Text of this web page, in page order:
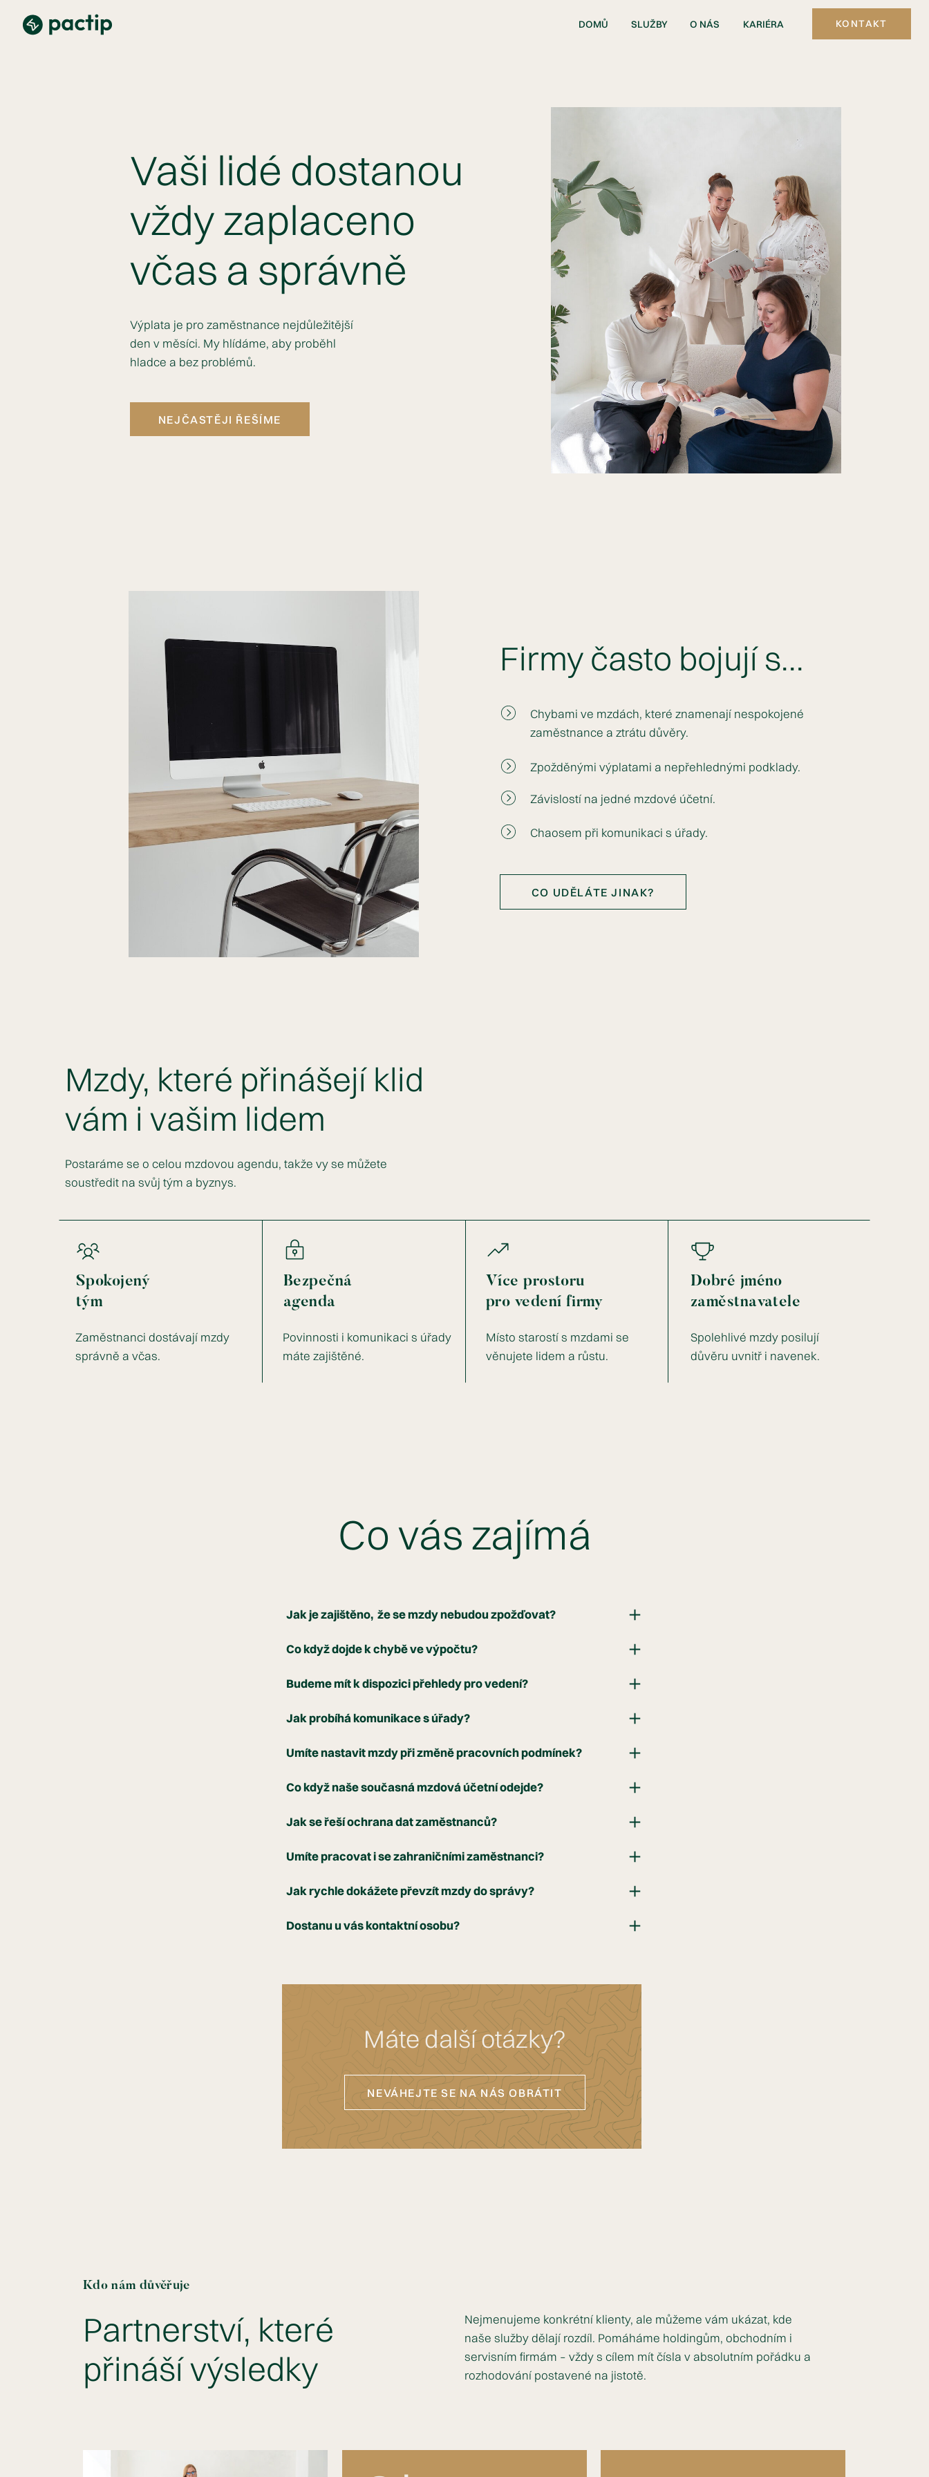
KONTAKT
KARIÉRA
SLUŽBY O NÁS
DOMŮ
NEJČASTĚJI ŘEŠÍME
Výplata je pro zaměstnance nejdůležitější
den v měsíci. My hlídáme, aby proběhl
hladce a bez problémů.
Vaši lidé dostanou
vždy zaplaceno
včas a správně
CO UDĚLÁTE JINAK?
Chaosem při komunikaci s úřady.
Závislostí na jedné mzdové účetní.
Zpožděnými výplatami a nepřehlednými podklady.
Chybami ve mzdách, které znamenají nespokojené
zaměstnance a ztrátu důvěry.
Firmy často bojují s...
Spolehlivé mzdy posilují
důvěru uvnitř i navenek.
Dobré jméno
zaměstnavatele
Místo starostí s mzdami se
věnujete lidem a růstu.
Více prostoru
pro vedení firmy
Povinnosti i komunikaci s úřady
máte zajištěné.
Bezpečná
agenda
Zaměstnanci dostávají mzdy
správně a včas.
Spokojený
tým
Postaráme se o celou mzdovou agendu, takže vy se můžete
soustředit na svůj tým a byznys.
Mzdy, které přinášejí klid
vám i vašim lidem
Co vás zajímá
Jak je zajištěno, že se mzdy nebudou zpožďovat?
Co když dojde k chybě ve výpočtu?
Budeme mít k dispozici přehledy pro vedení?
Jak probíhá komunikace s úřady?
Umíte nastavit mzdy při změně pracovních podmínek?
Co když naše současná mzdová účetní odejde?
Jak se řeší ochrana dat zaměstnanců?
Umíte pracovat i se zahraničními zaměstnanci?
Jak rychle dokážete převzít mzdy do správy?
Dostanu u vás kontaktní osobu?
NEVÁHEJTE SE NA NÁS OBRÁTIT
Máte další otázky?
Nejmenujeme konkrétní klienty, ale můžeme vám ukázat, kde
naše služby dělají rozdíl. Pomáháme holdingům, obchodním i
servisním firmám – vždy s cílem mít čísla v absolutním pořádku a
rozhodování postavené na jistotě.
Partnerství, které
přináší výsledky
Kdo nám důvěřuje